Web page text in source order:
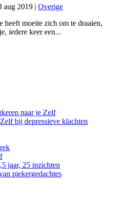
aug 2019 | Overige
heeft moeite zich om te draaien,
iedere keer een...
naar je Zelf
bij depressieve klachten
jaar, 25 inzichten
piekergedachtes